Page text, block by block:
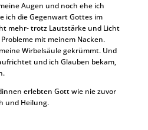
Augen und noch ehe ich
ich die Gegenwart Gottes im
mehr- trotz Lautstärke und Licht
mit meinem Nacken.
Wirbelsäule gekrümmt. Und
und ich Glauben bekam,
erlebten Gott wie nie zuvor
und Heilung.